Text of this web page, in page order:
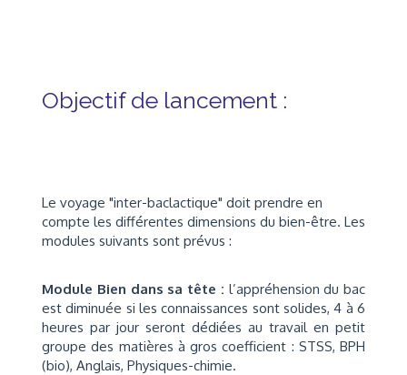
Objectif de lancement :
Le voyage "inter-baclactique" doit prendre en
compte les différentes dimensions du bien-être. Les
modules suivants sont prévus :
Module Bien dans sa tête : l’appréhension du bac
est diminuée si les connaissances sont solides, 4 à 6
heures par jour seront dédiées au travail en petit
groupe des matières à gros coefficient : STSS, BPH
(bio), Anglais, Physiques-chimie.